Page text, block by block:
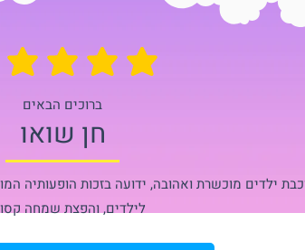
הדירוג הממוצא
ברוכים הבאים
חן שואו
ילדים מוכשרת ואהובה, ידועה בזכות הופעותיה
לילדים, והפצת שמחה